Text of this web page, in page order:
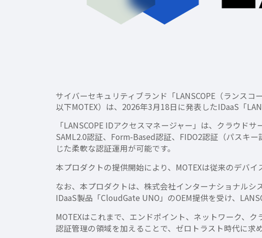
サイバーセキュリティブランド「LANSCOPE（ランス
以下MOTEX）は、2026年3月18日に発表したIDaaS「
「LANSCOPE IDアクセスマネージャー」は、クラウド
SAML2.0認証、Form-Based認証、FIDO2認証（パスキ
じた柔軟な認証運用が可能です。
本プロダクトの提供開始により、MOTEXは従来のデバ
なお、本プロダクトは、株式会社インターナショナル
IDaaS製品「CloudGate UNO」のOEM提供を受け、
MOTEXはこれまで、エンドポイント、ネットワーク、
認証管理の領域を加えることで、ゼロトラスト時代に求